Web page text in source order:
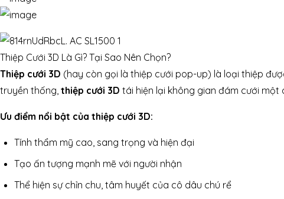
Thiệp Cưới 3D Là Gì? Tại Sao Nên Chọn?
Thiệp cưới 3D (hay còn gọi là thiệp cưới pop-up) là loại thiệp
truyền thống, thiệp cưới 3D tái hiện lại không gian đám cưới
Ưu điểm nổi bật của thiệp cưới 3D:
Tính thẩm mỹ cao, sang trọng và hiện đại
Tạo ấn tượng mạnh mẽ với người nhận
Thể hiện sự chỉn chu, tâm huyết của cô dâu chú rể